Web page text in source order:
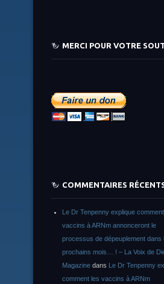
MERCI POUR VOTRE
COMMENTAIRES
Le Dr Tenpenny explique
vaccins à ARNm annonceront le
processus de dépeuplement dans
prochains mois… ! – La Voix de
Magazine dans Le Dr Tenpenny
comment les vaccins à ARNm